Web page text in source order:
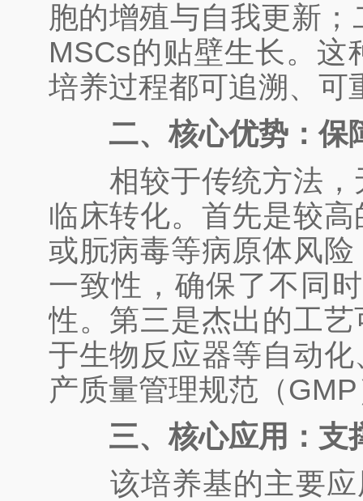
胞的增殖与自我更新
MSCs的贴壁生长。
培养过程都可追溯、可
二、核心优势：保
相较于传统方法，
临床转化。首先是较
或朊病毒等病原体风
一致性，确保了不同
性。第三是杰出的工
于生物反应器等自动
产质量管理规范（
三、核心应用：支
该培养基的主要应